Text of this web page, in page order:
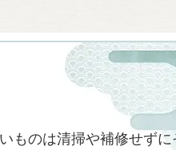
ものは清掃や補修せず